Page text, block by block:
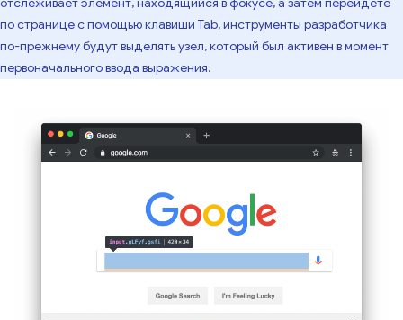
по странице с помощью клавиши Tab, инструменты разработчика
по-прежнему будут выделять узел, который был активен в момент
первоначального ввода выражения.